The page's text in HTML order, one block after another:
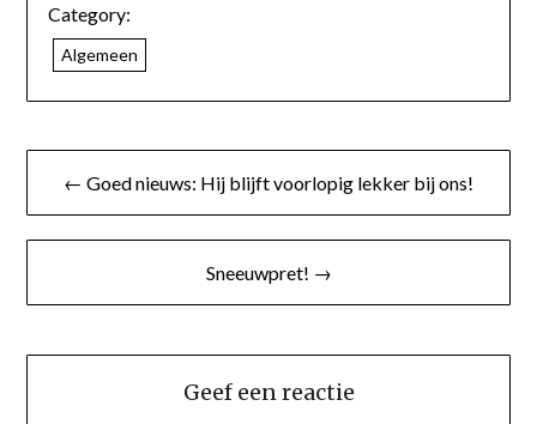
Category:
Algemeen
← Goed nieuws: Hij blijft voorlopig lekker bij ons!
Sneeuwpret! →
Geef een reactie